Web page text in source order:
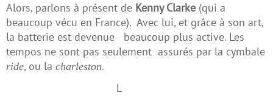
Alors, parlons à présent de Kenny Clarke (qui a
beaucoup vécu en France). Avec lui, et grâce à son art,
la batterie est devenue beaucoup plus active. Les
tempos ne sont pas seulement assurés par la cymbale
ride, ou la charleston.
L